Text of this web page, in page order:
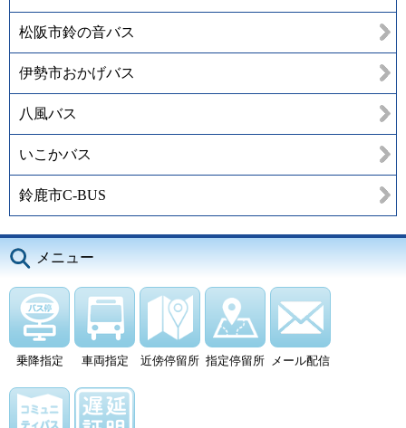
松阪市鈴の音バス
伊勢市おかげバス
八風バス
いこかバス
鈴鹿市C-BUS
メニュー
乗降指定 車両指定 近傍停留所 指定停留所 メール配信